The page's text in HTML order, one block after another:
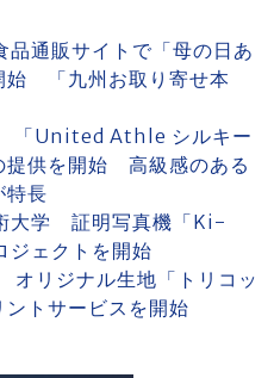
品通販サイトで「母の日あ
始 「九州お取り寄せ本
「United Athle シルキー
提供を開始 高級感のある
特長
大学 証明写真機「Ki-
ジェクトを開始
リジナル生地「トリコッ
ントサービスを開始